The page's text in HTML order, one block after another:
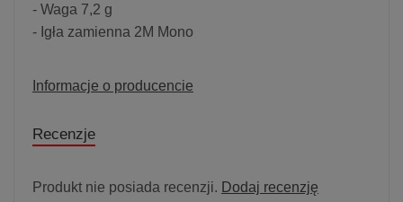
- Waga 7,2 g
- Igła zamienna 2M Mono
Informacje o producencie
Recenzje
Produkt nie posiada recenzji. Dodaj recenzję